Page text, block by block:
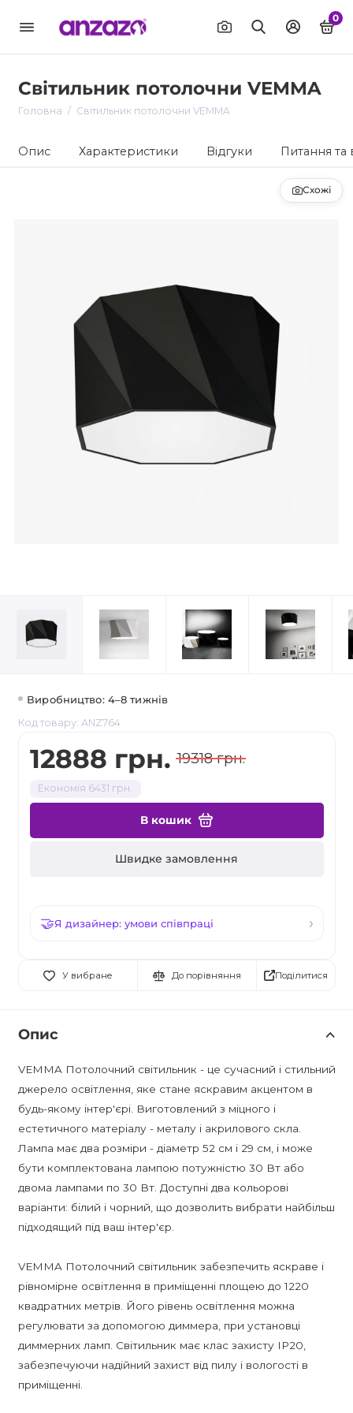
0
Світильник потолочни VEMMA
Головна Світильник потолочни VEMMA
Опис Характеристики Відгуки Питання та
Схожі
Виробництво: 4–8 тижнів
Код товару: ANZ764
12888 грн. 19318 грн.
Економія 6431 грн.
В кошик
Швидке замовлення
Я дизайнер: умови співпраці
У вибране До порівняння Поділитися
Опис
VEMMA Потолочний світильник - це сучасний і стильний
джерело освітлення, яке стане яскравим акцентом в
будь-якому інтер'єрі. Виготовлений з міцного і
естетичного матеріалу - металу і акрилового скла.
Лампа має два розміри - діаметр 52 см і 29 см, і може
бути комплектована лампою потужністю 30 Вт або
двома лампами по 30 Вт. Доступні два кольорові
варіанти: білий і чорний, що дозволить вибрати найбільш
підходящий під ваш інтер'єр.
VEMMA Потолочний світильник забезпечить яскраве і
рівномірне освітлення в приміщенні площею до 1220
квадратних метрів. Його рівень освітлення можна
регулювати за допомогою диммера, при установці
диммерних ламп. Світильник має клас захисту IP20,
забезпечуючи надійний захист від пилу і вологості в
приміщенні.